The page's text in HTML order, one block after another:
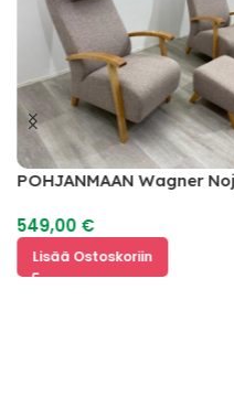
POHJANMAAN Wagner
549,00 €
Lisää Ostoskoriin